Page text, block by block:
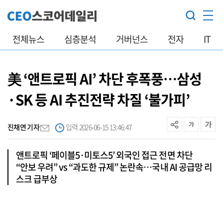
전체뉴스 심층분석 거버넌스 전자 IT
美 ‘앤트로픽 AI’ 차단 후폭풍…삼성
·SK 등 AI 추진전략 차질 ‘불가피’
진채연 기자 입력 2026-06-15 13:46:47
앤트로픽 ‘페이블5·미토스5’ 외국인 접근 전면 차단
“안보 우려” vs “과도한 규제” 논란속…국내 AI 공급망 리
스크 급부상